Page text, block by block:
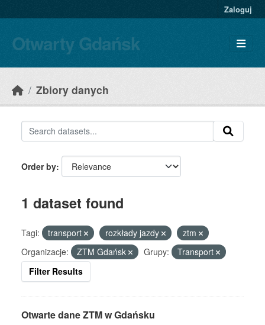
Zaloguj
Otwarty Gdańsk
Zbiory danych
Order by
1 dataset found
Tagi: transport rozkłady jazdy
ztm
Organizacje:
ZTM Gdańsk Grupy:
Transport
Filter Results
Otwarte dane ZTM w Gdańsku